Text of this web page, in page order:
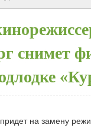
снимет
на замену